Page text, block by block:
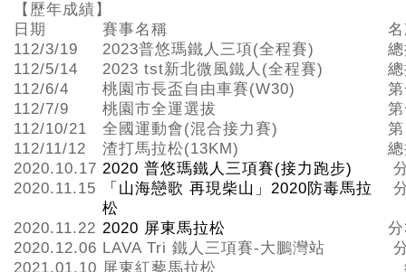
【歷年成績】
日期
賽事名稱
112/3/19
2023普悠瑪鐵人三項(全程賽)
112/5/14
2023 tst新北微風鐵人(全程賽)
112/6/4
桃園市長盃自由車賽(W30)
112/7/9
桃園市全運選拔
112/10/21
全國運動會(混合接力賽)
112/11/12
渣打馬拉松(13KM)
2020.10.17 2020 普悠瑪鐵人三項賽(接力跑步)
2020.11.15
「山海戀歌 再現柴山」2020防毒馬拉
松
2020.11.22 2020 屏東馬拉松
2020.12.06 LAVA Tri 鐵人三項賽-大鵬灣站
2021.01.10 屏東紅藜馬拉松